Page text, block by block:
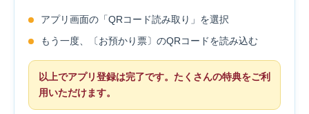
アプリ画面の「QRコード読み取り」を選択
もう一度、〔お預かり票〕のQRコードを読み込む
以上でアプリ登録は完了です。たくさんの特典をご利
用いただけます。